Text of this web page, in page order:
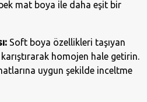
mat boya ile daha eşit bir
Soft boya özellikleri taşıyan
homojen hale getirin.
uygun şekilde inceltme